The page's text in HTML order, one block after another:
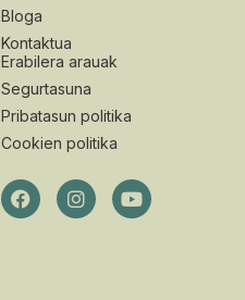
Bloga
Kontaktua
Erabilera arauak
Segurtasuna
Pribatasun politika
Cookien politika